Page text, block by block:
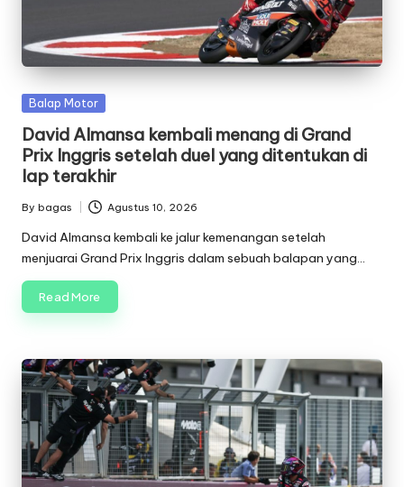
e
q
ui
p
m
e
n
t
Posted
Balap Motor
David Almansa kembali menang di Grand
Prix Inggris setelah duel yang ditentukan di
lap terakhir
Posted
by
By bagas Agustus 10, 2026
David Almansa kembali ke jalur kemenangan setelah
menjuarai Grand Prix Inggris dalam sebuah balapan yang…
Read More